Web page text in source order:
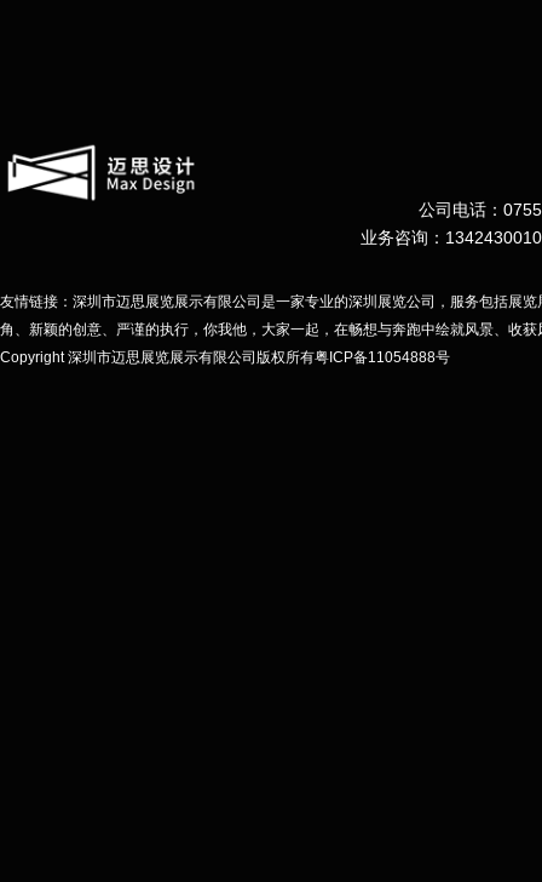
公司电话：
业务咨询：
友情链接：深圳市迈思展览展示有限公司是一家专业的深圳展览公司，服务包括展
角、新颖的创意、严谨的执行，你我他，大家一起，在畅想与奔跑中绘就风景、收获
Copyright 深圳市迈思展览展示有限公司 版权所有粤ICP备11054888号